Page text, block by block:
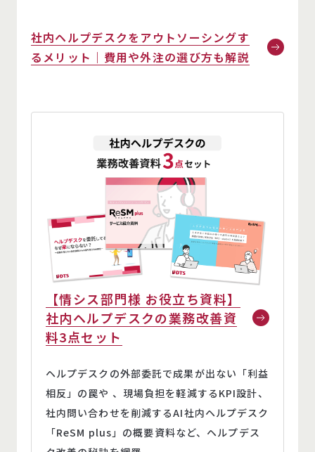
社内ヘルプデスクをアウトソーシングす
るメリット｜費用や外注の選び方も解説
【情シス部門様 お役立ち資料】
社内ヘルプデスクの業務改善資
料3点セット
ヘルプデスクの外部委託で成果が出ない「利益
相反」の罠や 、現場負担を軽減するKPI設計、
社内問い合わせを削減するAI社内ヘルプデスク
「ReSM plus」の概要資料など、ヘルプデス